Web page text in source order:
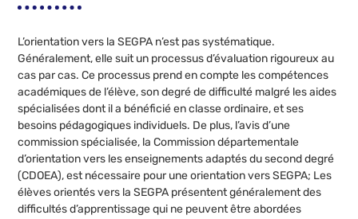
L’orientation vers la SEGPA n’est pas systématique.
Généralement, elle suit un processus d’évaluation rigoureux au
cas par cas. Ce processus prend en compte les compétences
académiques de l’élève, son degré de difficulté malgré les aides
spécialisées dont il a bénéficié en classe ordinaire, et ses
besoins pédagogiques individuels. De plus, l’avis d’une
commission spécialisée, la Commission départementale
d’orientation vers les enseignements adaptés du second degré
(CDOEA), est nécessaire pour une orientation vers SEGPA; Les
élèves orientés vers la SEGPA présentent généralement des
difficultés d’apprentissage qui ne peuvent être abordées